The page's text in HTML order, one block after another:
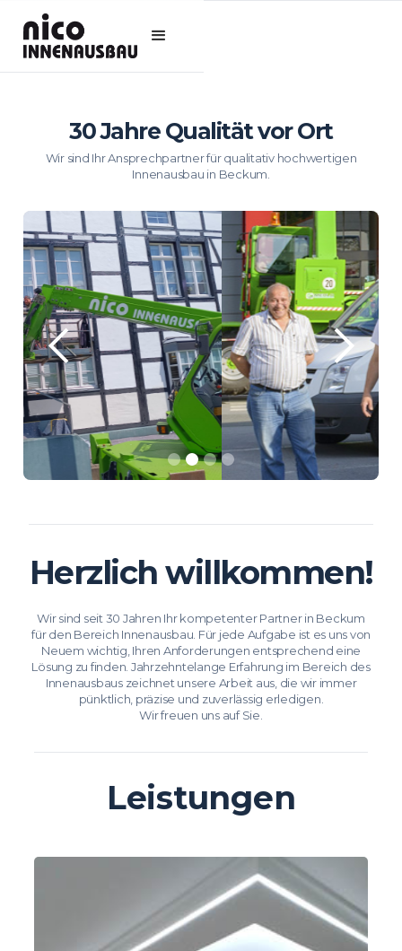
30 Jahre Qualität vor Ort
Wir sind Ihr Ansprechpartner für qualitativ hochwertigen
Innenausbau in Beckum.
Herzlich willkommen!
Wir sind seit 30 Jahren Ihr kompetenter Partner in Beckum
für den Bereich Innenausbau. Für jede Aufgabe ist es uns von
Neuem wichtig, Ihren Anforderungen entsprechend eine
Lösung zu finden. Jahrzehntelange Erfahrung im Bereich des
Innenausbaus zeichnet unsere Arbeit aus, die wir immer
pünktlich, präzise und zuverlässig erledigen.
Wir freuen uns auf Sie.
Leistungen